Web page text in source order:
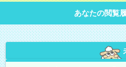
あなたの閲覧